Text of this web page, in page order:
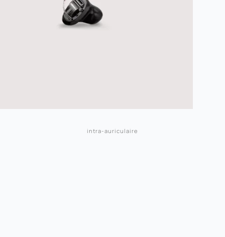
intra-auriculaire